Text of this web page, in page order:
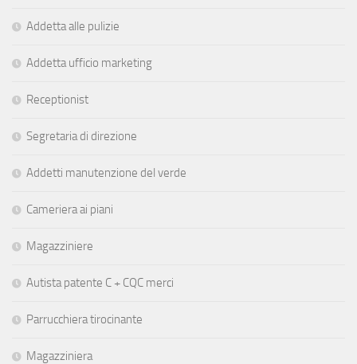
Addetta alle pulizie
Addetta ufficio marketing
Receptionist
Segretaria di direzione
Addetti manutenzione del verde
Cameriera ai piani
Magazziniere
Autista patente C + CQC merci
Parrucchiera tirocinante
Magazziniera